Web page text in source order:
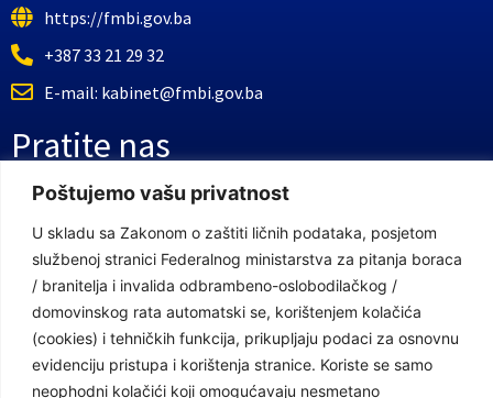
Poštujemo vašu privatnost
U skladu sa Zakonom o zaštiti ličnih podataka, posjetom
službenoj stranici Federalnog ministarstva za pitanja boraca
/ branitelja i invalida odbrambeno-oslobodilačkog /
domovinskog rata automatski se, korištenjem kolačića
(cookies) i tehničkih funkcija, prikupljaju podaci za osnovnu
evidenciju pristupa i korištenja stranice. Koriste se samo
neophodni kolačići koji omogućavaju nesmetano
https://fmbi.gov.ba
+387 33 21 29 32
E-mail: kabinet@fmbi.gov.ba
Pratite nas
Youtube Kanal
Linkovi
Vlada Federacije Bosne i Hercegovine